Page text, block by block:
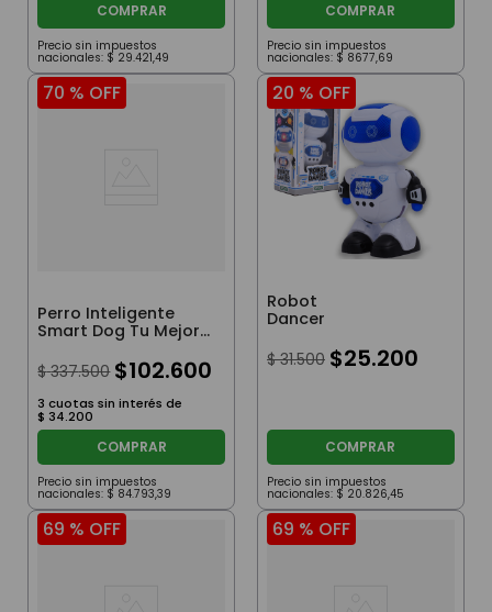
COMPRAR
Precio sin impuestos
nacionales: $ 29.421,49
COMPRAR
Precio sin impuestos
nacionales: $ 8677,69
70 % OFF
Perro Inteligente
Smart Dog Tu Mejor
$ 337.500 $102.600
3 cuotas sin interés de
$ 34.200
COMPRAR
Precio sin impuestos
nacionales: $ 84.793,39
20 % OFF
Robot
Dancer
$ 31.500 $25.200
COMPRAR
Precio sin impuestos
nacionales: $ 20.826,45
69 % OFF 69 % OFF